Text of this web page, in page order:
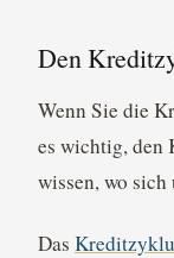
Den
Wenn Sie die
es wichtig, den
wissen, wo
Das